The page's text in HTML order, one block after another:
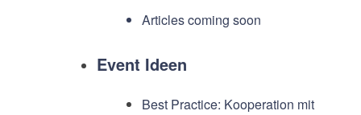
Articles coming soon
Event Ideen
Best Practice: Kooperation mit